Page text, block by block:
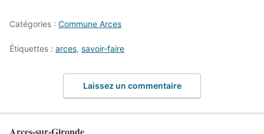
Catégories : Commune Arces
Étiquettes : arces, savoir-faire
Laissez un commentaire
Arces-sur-Gironde